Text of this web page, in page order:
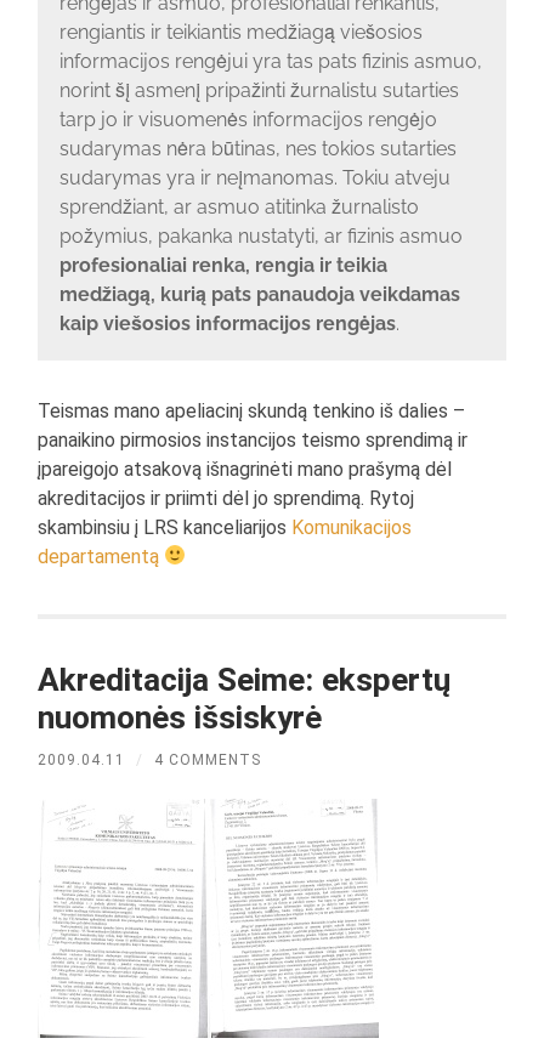
rengiantis ir teikiantis medžiagą viešosios
informacijos rengėjui yra tas pats fizinis asmuo,
norint šį asmenį pripažinti žurnalistu sutarties
tarp jo ir visuomenės informacijos rengėjo
sudarymas nėra būtinas, nes tokios sutarties
sudarymas yra ir neįmanomas. Tokiu atveju
sprendžiant, ar asmuo atitinka žurnalisto
požymius, pakanka nustatyti, ar fizinis asmuo
profesionaliai renka, rengia ir teikia
medžiagą, kurią pats panaudoja veikdamas
kaip viešosios informacijos rengėjas.
Teismas mano apeliacinį skundą tenkino iš dalies –
panaikino pirmosios instancijos teismo sprendimą ir
įpareigojo atsakovą išnagrinėti mano prašymą dėl
akreditacijos ir priimti dėl jo sprendimą. Rytoj
skambinsiu į LRS kanceliarijos Komunikacijos
departamentą
Akreditacija Seime: ekspertų
nuomonės išsiskyrė
2009.04.11 / 4 COMMENTS